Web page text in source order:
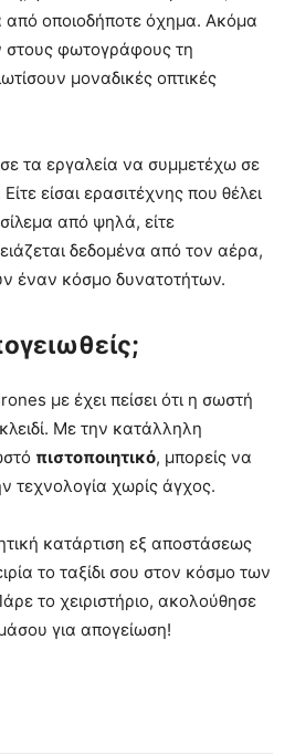
από οποιοδήποτε όχημα. Ακόμα
στους φωτογράφους τη
μοναδικές οπτικές
τα εργαλεία να συμμετέχω σε
είσαι ερασιτέχνης που θέλει
από ψηλά, είτε
δεδομένα από τον αέρα,
έναν κόσμο δυνατοτήτων.
με έχει πείσει ότι η σωστή
Με την κατάλληλη
πιστοποιητικό, μπορείς να
τεχνολογία χωρίς άγχος.
κατάρτιση εξ αποστάσεως
το ταξίδι σου στον κόσμο των
το χειριστήριο, ακολούθησε
για απογείωση!